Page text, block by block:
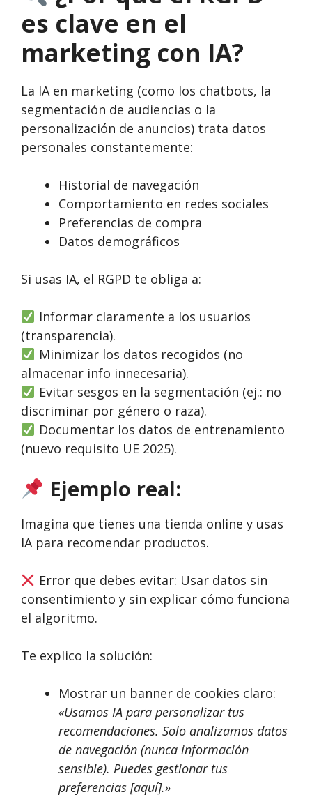
es clave en el
marketing con IA?
La IA en marketing (como los chatbots, la
segmentación de audiencias o la
personalización de anuncios) trata datos
personales constantemente:
Historial de navegación
Comportamiento en redes sociales
Preferencias de compra
Datos demográficos
Si usas IA, el RGPD te obliga a:
Informar claramente a los usuarios
(transparencia).
Minimizar los datos recogidos (no
almacenar info innecesaria).
Evitar sesgos en la segmentación (ej.: no
discriminar por género o raza).
Documentar los datos de entrenamiento
(nuevo requisito UE 2025).
Ejemplo real:
Imagina que tienes una tienda online y usas
IA para recomendar productos.
Error que debes evitar: Usar datos sin
consentimiento y sin explicar cómo funciona
el algoritmo.
Te explico la solución:
Mostrar un banner de cookies claro:
«Usamos IA para personalizar tus
recomendaciones. Solo analizamos datos
de navegación (nunca información
sensible). Puedes gestionar tus
preferencias [aquí].»